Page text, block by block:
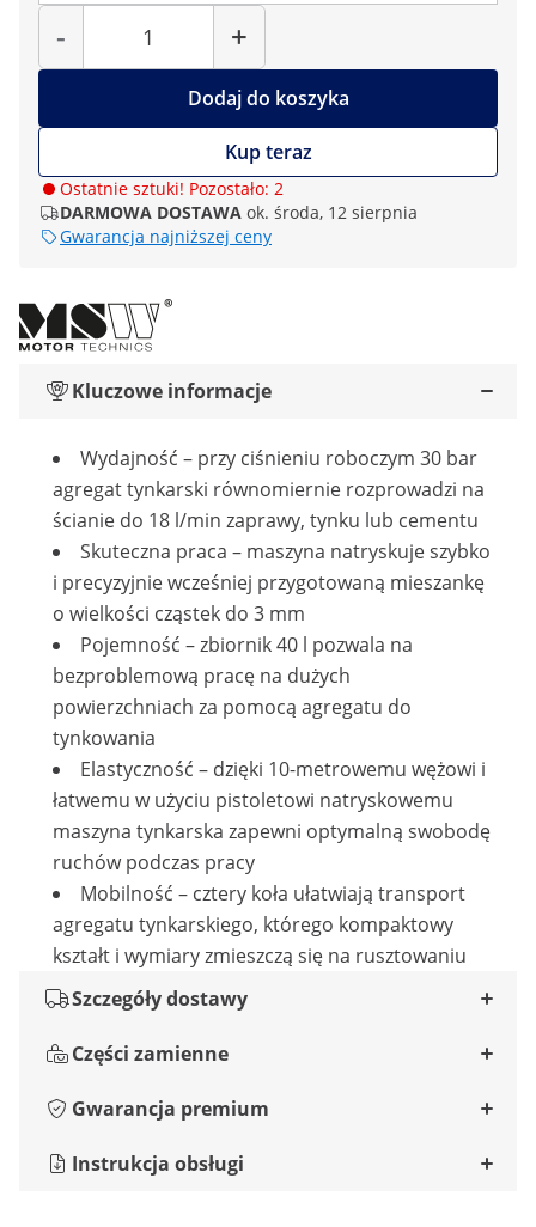
-
Liczba
+
Dodaj do koszyka
Kup teraz
Ostatnie sztuki! Pozostało: 2
DARMOWA DOSTAWA ok. środa, 12 sierpnia
Gwarancja najniższej ceny
Kluczowe informacje
Wydajność – przy ciśnieniu roboczym 30 bar
agregat tynkarski równomiernie rozprowadzi na
ścianie do 18 l/min zaprawy, tynku lub cementu
Skuteczna praca – maszyna natryskuje szybko
i precyzyjnie wcześniej przygotowaną mieszankę
o wielkości cząstek do 3 mm
Pojemność – zbiornik 40 l pozwala na
bezproblemową pracę na dużych
powierzchniach za pomocą agregatu do
tynkowania
Elastyczność – dzięki 10-metrowemu wężowi i
łatwemu w użyciu pistoletowi natryskowemu
maszyna tynkarska zapewni optymalną swobodę
ruchów podczas pracy
Mobilność – cztery koła ułatwiają transport
agregatu tynkarskiego, którego kompaktowy
kształt i wymiary zmieszczą się na rusztowaniu
Szczegóły dostawy
Części zamienne
Gwarancja premium
Instrukcja obsługi